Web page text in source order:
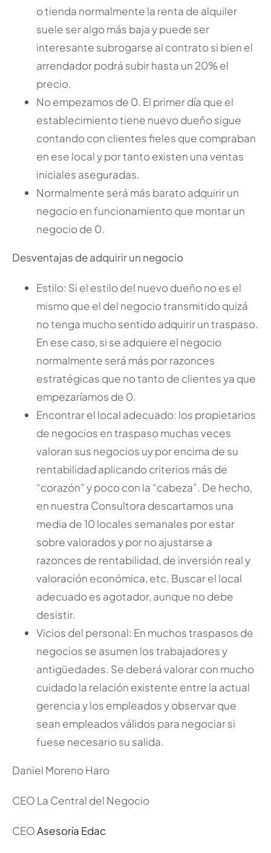
o tienda normalmente la renta de alquiler
suele ser algo más baja y puede ser
interesante subrogarse al contrato si bien el
arrendador podrá subir hasta un 20% el
precio.
No empezamos de 0. El primer día que el
establecimiento tiene nuevo dueño sigue
contando con clientes fieles que compraban
en ese local y por tanto existen una ventas
iniciales aseguradas.
Normalmente será más barato adquirir un
negocio en funcionamiento que montar un
negocio de 0.
Desventajas de adquirir un negocio
Estilo: Si el estilo del nuevo dueño no es el
mismo que el del negocio transmitido quizá
no tenga mucho sentido adquirir un traspaso.
En ese caso, si se adquiere el negocio
normalmente será más por razonces
estratégicas que no tanto de clientes ya que
empezaríamos de 0.
Encontrar el local adecuado: los propietarios
de negocios en traspaso muchas veces
valoran sus negocios uy por encima de su
rentabilidad aplicando criterios más de
“corazón” y poco con la “cabeza”. De hecho,
en nuestra Consultora descartamos una
media de 10 locales semanales por estar
sobre valorados y por no ajustarse a
razonces de rentabilidad, de inversión real y
valoración económica, etc. Buscar el local
adecuado es agotador, aunque no debe
desistir.
Vicios del personal: En muchos traspasos de
negocios se asumen los trabajadores y
antigüedades. Se deberá valorar con mucho
cuidado la relación existente entre la actual
gerencia y los empleados y observar que
sean empleados válidos para negociar si
fuese necesario su salida.
Daniel Moreno Haro
CEO La Central del Negocio
CEOAsesoría Edac